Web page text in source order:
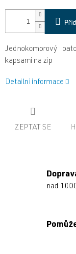
Jednokomorový
kapsami na zip
Detailní informace
ZEPTAT SE
nad